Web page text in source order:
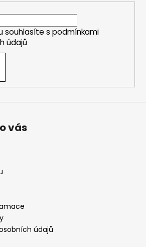
souhlasíte s podmínkami
údajů
vás
údajů